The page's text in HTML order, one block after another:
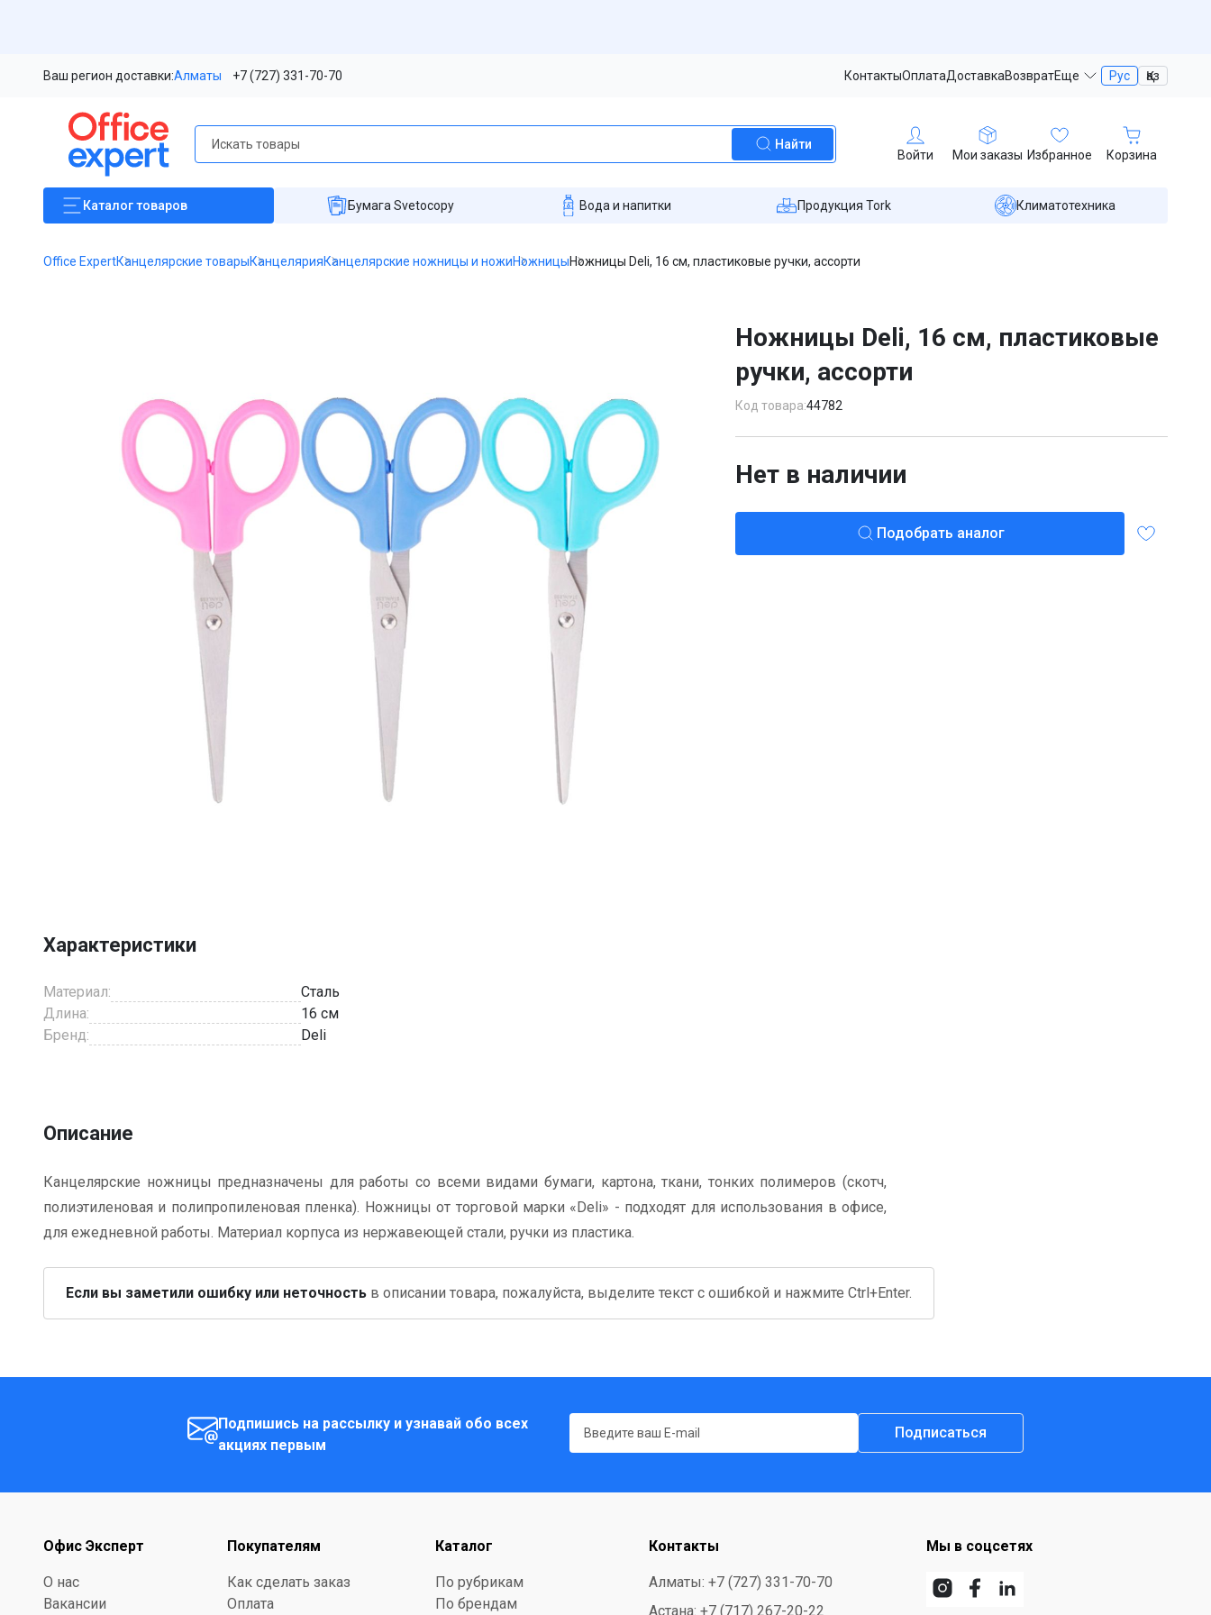
Ваш регион доставки:Алматы +7 (727) 331-70-70 КонтактыОплатаДоставкаВозвратЕще Рус Қаз
Найти
Войти Мои заказы Избранное Корзина
Каталогтоваров Бумага Svetocopy Вода и напитки Продукция Tork Климатотехника
Office ExpertКанцелярские товарыКанцелярияКанцелярские ножницы и ножиНожницыНожницы Deli, 16 см, пластиковые ручки, ассорти
1
Ножницы Deli, 16 см, пластиковые
ручки, ассорти
Код товара:44782
Нет в наличии
Подобрать аналог
Характеристики
Материал:
Сталь
Длина:
16 см
Бренд:
Deli
Описание
Канцелярские ножницы предназначены для работы со всеми видами бумаги, картона, ткани, тонких полимеров (скотч,
полиэтиленовая и полипропиленовая пленка). Ножницы от торговой марки «Deli» - подходят для использования в офисе,
для ежедневной работы. Материал корпуса из нержавеющей стали, ручки из пластика.
Если вы заметили ошибку или неточность в описании товара, пожалуйста, выделите текст с ошибкой и нажмите Ctrl+Enter.
Подпишись на рассылку и узнавай обо всех
акциях первым
Подписаться
Офис Эксперт
О нас
Вакансии
Покупателям
Как сделать заказ
Оплата
Каталог
По рубрикам
По брендам
Контакты
Алматы: +7 (727) 331-70-70
Астана: +7 (717) 267-20-22
Мы в соцсетях